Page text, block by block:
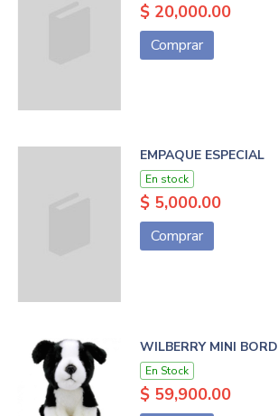
$ 20,000.00
Comprar
EMPAQUE ESPECIAL
En stock
$ 5,000.00
Comprar
WILBERRY MINI
En Stock
$ 59,900.00